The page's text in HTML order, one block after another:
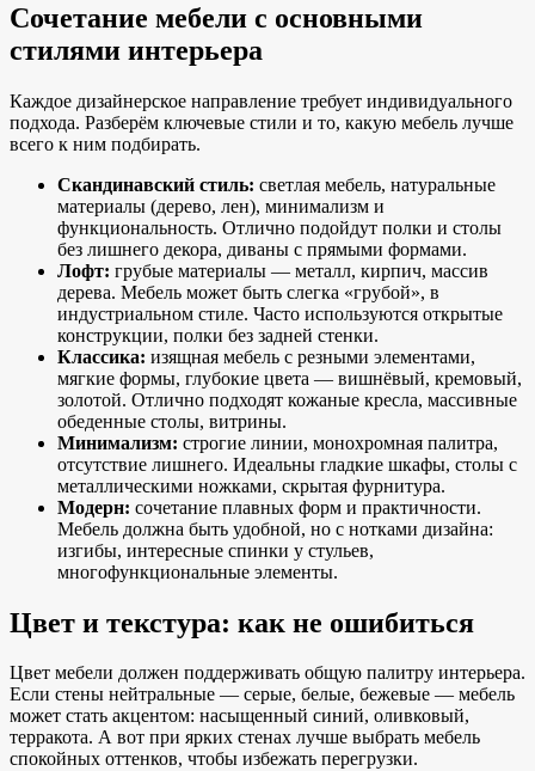
Сочетание мебели с основными
стилями интерьера
Каждое дизайнерское направление требует индивидуального
подхода. Разберём ключевые стили и то, какую мебель лучше
всего к ним подбирать.
Скандинавский стиль: светлая мебель, натуральные
материалы (дерево, лен), минимализм и
функциональность. Отлично подойдут полки и столы
без лишнего декора, диваны с прямыми формами.
Лофт: грубые материалы — металл, кирпич, массив
дерева. Мебель может быть слегка «грубой», в
индустриальном стиле. Часто используются открытые
конструкции, полки без задней стенки.
Классика: изящная мебель с резными элементами,
мягкие формы, глубокие цвета — вишнёвый, кремовый,
золотой. Отлично подходят кожаные кресла, массивные
обеденные столы, витрины.
Минимализм: строгие линии, монохромная палитра,
отсутствие лишнего. Идеальны гладкие шкафы, столы с
металлическими ножками, скрытая фурнитура.
Модерн: сочетание плавных форм и практичности.
Мебель должна быть удобной, но с нотками дизайна:
изгибы, интересные спинки у стульев,
многофункциональные элементы.
Цвет и текстура: как не ошибиться
Цвет мебели должен поддерживать общую палитру интерьера.
Если стены нейтральные — серые, белые, бежевые — мебель
может стать акцентом: насыщенный синий, оливковый,
терракота. А вот при ярких стенах лучше выбрать мебель
спокойных оттенков, чтобы избежать перегрузки.